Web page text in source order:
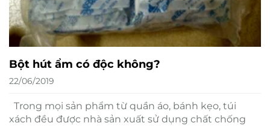
Bột hút ẩm có độc không?
22/06/2019
Trong mọi sản phẩm từ quần áo, bánh kẹo, túi
xách đều được nhà sản xuất sử dụng chất chống